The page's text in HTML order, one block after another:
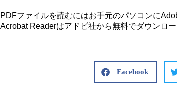
PDFファイルを読むにはお手元のパソコンに
Acrobat Readerはアドビ社から無料でダウンロー
Facebook